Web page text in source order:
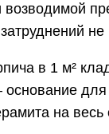
возводимой
не
в 1 м²
основание
на